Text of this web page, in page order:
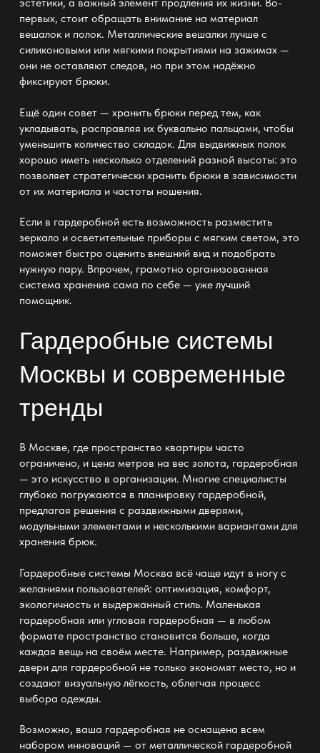
первых, стоит обращать внимание на материал
вешалок и полок. Металлические вешалки лучше с
силиконовыми или мягкими покрытиями на зажимах —
они не оставляют следов, но при этом надёжно
фиксируют брюки.
Ещё один совет — хранить брюки перед тем, как
укладывать, расправляя их буквально пальцами, чтобы
уменьшить количество складок. Для выдвижных полок
хорошо иметь несколько отделений разной высоты: это
позволяет стратегически хранить брюки в зависимости
от их материала и частоты ношения.
Если в гардеробной есть возможность разместить
зеркало и осветительные приборы с мягким светом, это
поможет быстро оценить внешний вид и подобрать
нужную пару. Впрочем, грамотно организованная
система хранения сама по себе — уже лучший
помощник.
Гардеробные системы
Москвы и современные
тренды
В Москве, где пространство квартиры часто
ограничено, и цена метров на вес золота, гардеробная
— это искусство в организации. Многие специалисты
глубоко погружаются в планировку гардеробной,
предлагая решения с раздвижными дверями,
модульными элементами и несколькими вариантами для
хранения брюк.
Гардеробные системы Москва всё чаще идут в ногу с
желаниями пользователей: оптимизация, комфорт,
экологичность и выдержанный стиль. Маленькая
гардеробная или угловая гардеробная — в любом
формате пространство становится больше, когда
каждая вещь на своём месте. Например, раздвижные
двери для гардеробнойне только экономят место, но и
создают визуальную лёгкость, облегчая процесс
выбора одежды.
Возможно, ваша гардеробная не оснащена всем
набором инноваций — от металлическойгардеробной